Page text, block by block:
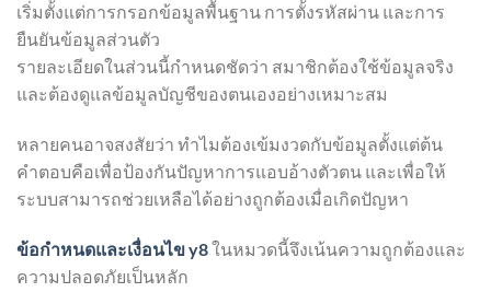
เริ่มตั้งแต่การกรอกข้อมูลพื้นฐาน การตั้งรหัสผ่าน และการ
ยืนยันข้อมูลส่วนตัว
รายละเอียดในส่วนนี้กำหนดชัดว่า สมาชิกต้องใช้ข้อมูลจริง
และต้องดูแลข้อมูลบัญชีของตนเองอย่างเหมาะสม
หลายคนอาจสงสัยว่า ทำไมต้องเข้มงวดกับข้อมูลตั้งแต่ต้น
คำตอบคือเพื่อป้องกันปัญหาการแอบอ้างตัวตน และเพื่อให้
ระบบสามารถช่วยเหลือได้อย่างถูกต้องเมื่อเกิดปัญหา
ข้อกำหนดและเงื่อนไข y8ในหมวดนี้จึงเน้นความถูกต้องและ
ความปลอดภัยเป็นหลัก